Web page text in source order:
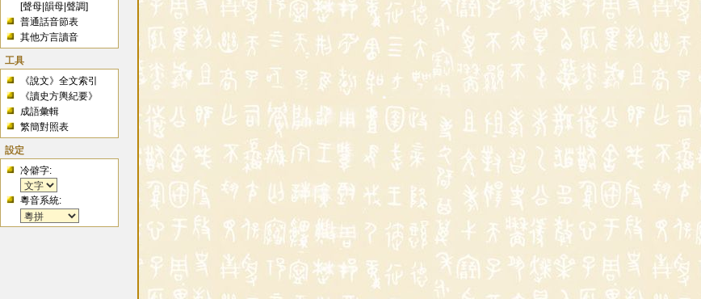
[聲母 |韻母 |聲調]
普通話音節表
其他方言讀音
工具
《說文》全文索引
《讀史方輿紀要》
成語彙輯
繁簡對照表
設定
冷僻字:
粵音系統: